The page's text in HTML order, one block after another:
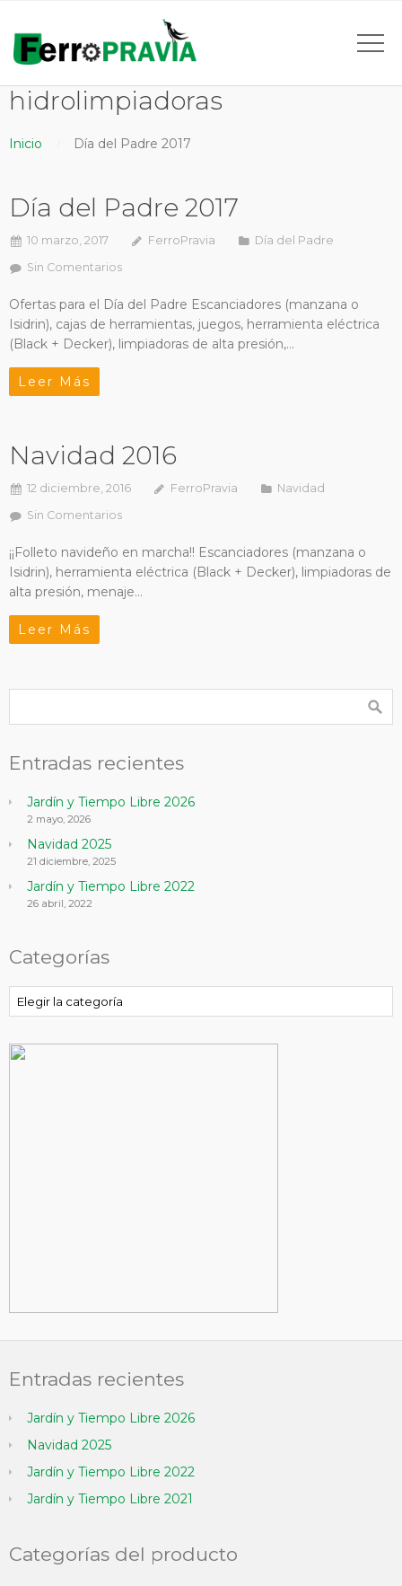
hidrolimpiadoras
Inicio Día del Padre 2017
Día del Padre 2017
10 marzo, 2017 FerroPravia
Día del Padre
Sin Comentarios
Ofertas para el Día del Padre Escanciadores (manzana o
Isidrin), cajas de herramientas, juegos, herramienta eléctrica
(Black + Decker), limpiadoras de alta presión,…
Leer Más
Navidad 2016
12 diciembre, 2016 FerroPravia
Navidad
Sin Comentarios
¡¡Folleto navideño en marcha!! Escanciadores (manzana o
Isidrin), herramienta eléctrica (Black + Decker), limpiadoras de
alta presión, menaje…
Leer Más
Entradas recientes
Jardín y Tiempo Libre 2026
2 mayo, 2026
Navidad 2025
21 diciembre, 2025
Jardín y Tiempo Libre 2022
26 abril, 2022
Categorías
Categorías
Entradas recientes
Jardín y Tiempo Libre 2026
Navidad 2025
Jardín y Tiempo Libre 2022
Jardín y Tiempo Libre 2021
Categorías del producto